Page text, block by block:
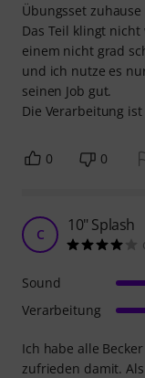
Übungsset
Das Teil klingt
einem nicht grad
und ich nutze es
seinen Job gut.
Die Verarbeitung
0 0
C 10" Splash
Ich habe alle
zufrieden damit.
Sound
Verarbeitung